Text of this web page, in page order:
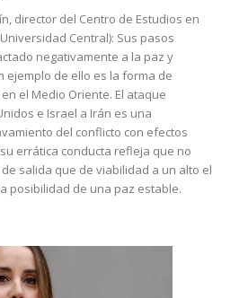
director del Centro de Estudios en
Central): Sus pasos
negativamente a la paz y
ejemplo de ello es la forma de
el Medio Oriente. El ataque
e Israel a Irán es una
del conflicto con efectos
errática conducta refleja que no
salida que de viabilidad a un alto el
posibilidad de una paz estable.